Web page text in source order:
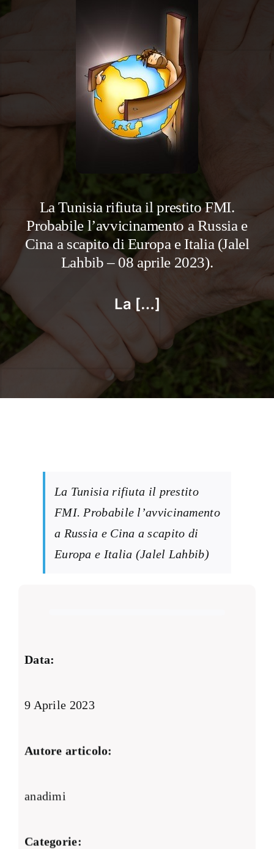
La Tunisia rifiuta il prestito FMI.
Probabile l’avvicinamento a Russia e
Cina a scapito di Europa e Italia (Jalel
Lahbib – 08 aprile 2023).
La […]
La Tunisia rifiuta il prestito
FMI. Probabile l’avvicinamento
a Russia e Cina a scapito di
Europa e Italia (Jalel Lahbib)
Data:
9 Aprile 2023
Autore articolo:
anadimi
Categorie: